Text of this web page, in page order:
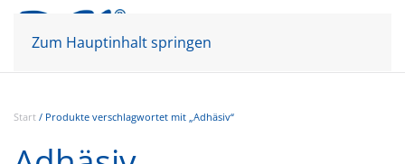
Zum Hauptinhalt springen
Start / Produkte verschlagwortet mit „Adhäsiv“